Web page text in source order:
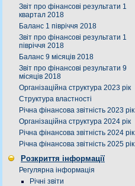
Звіт про фінансові результати 1
квартал 2018
Баланс 1 півріччя 2018
Звіт про фінансові результати 1
півріччя 2018
Баланс 9 місяців 2018
Звіт про фінансові результати 9
місяців 2018
Організаційна структура 2023 рік
Структура властності
Річна фінансова звітність 2023 рік
Організаційна структура 2024 рік
Річна фінансова звітність 2024 рік
Річна фінансова звітність 2025 рік
Розкриття інформації
Регулярна інформація
Річні звіти